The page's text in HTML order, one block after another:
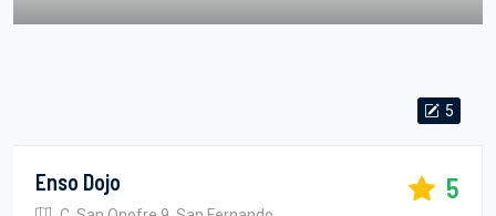
5
Enso Dojo 5